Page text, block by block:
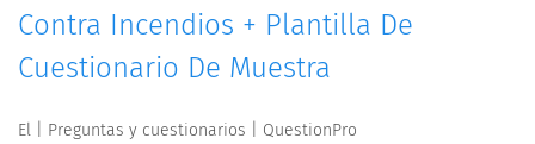
Contra Incendios + Plantilla De
Cuestionario De Muestra
El | Preguntas y cuestionarios | QuestionPro